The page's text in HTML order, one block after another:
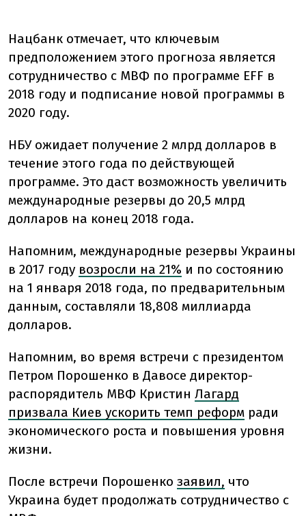
Нацбанк отмечает, что ключевым
предположением этого прогноза является
сотрудничество с МВФ по программе EFF в
2018 году и подписание новой программы в
2020 году.
НБУ ожидает получение 2 млрд долларов в
течение этого года по действующей
программе. Это даст возможность увеличить
международные резервы до 20,5 млрд
долларов на конец 2018 года.
Напомним, международные резервы Украины
в 2017 году возросли на 21% и по состоянию
на 1 января 2018 года, по предварительным
данным, составляли 18,808 миллиарда
долларов.
Напомним, во время встречи с президентом
Петром Порошенко в Давосе директор-
распорядитель МВФ Кристин Лагард
призвала Киев ускорить темп реформ ради
экономического роста и повышения уровня
жизни.
После встречи Порошенко заявил, что
Украина будет продолжать сотрудничество с